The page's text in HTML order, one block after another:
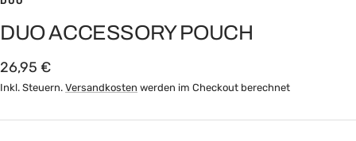
DUO ACCESSORY POUCH
Angebotspreis
26,95 €
Inkl. Steuern. Versandkosten werden im Checkout berechnet